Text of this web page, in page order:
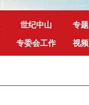
世纪中山 专题
专委会工作 视频